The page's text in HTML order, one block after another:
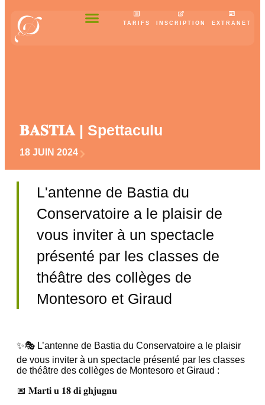
TARIFS INSCRIPTION EXTRANET
𝐁𝐀𝐒𝐓𝐈𝐀 | Spettaculu
18 JUIN 2024
✨🎭 L’antenne de Bastia du Conservatoire a le plaisir
de vous inviter à un spectacle présenté par les classes
de théâtre des collèges de Montesoro et Giraud :
📅 𝐌𝐚𝐫𝐭𝐢 𝐮 𝟏𝟖 𝐝𝐢 𝐠𝐡𝐣𝐮𝐠𝐧𝐮
L'antenne de Bastia du
Conservatoire a le plaisir de
vous inviter à un spectacle
présenté par les classes de
théâtre des collèges de
Montesoro et Giraud